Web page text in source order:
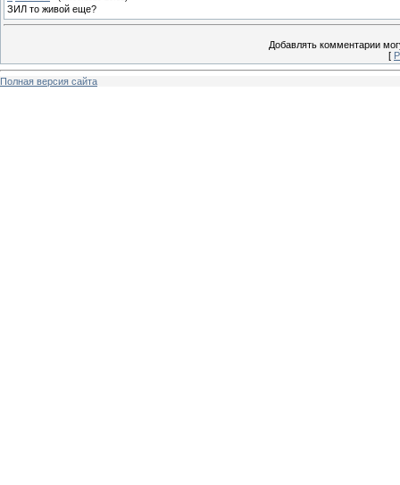
ЗИЛ то живой еще?
Добавлять комментарии
[
Полная версия сайта